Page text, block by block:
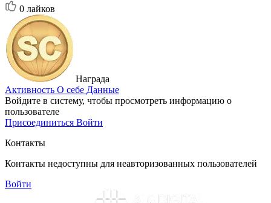
0 лайков
Награда
Активность О себе Данные
Войдите в систему, чтобы просмотреть информацию о
пользователе
Присоединиться Войти
Контакты
Контакты недоступны для неавторизованных пользователей
Войти